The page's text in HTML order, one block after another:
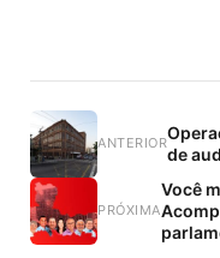
ANTERIOR
de
PRÓXIMA
Você